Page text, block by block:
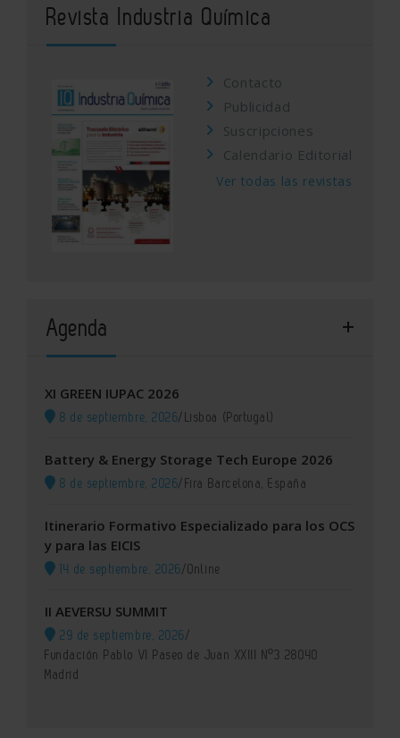
Revista Industria Química
Contacto
Publicidad
Suscripciones
Calendario Editorial
Ver todas las revistas
Agenda
XI GREEN IUPAC 2026
8 de septiembre, 2026/Lisboa (Portugal)
Battery & Energy Storage Tech Europe 2026
8 de septiembre, 2026/Fira Barcelona, España
Itinerario Formativo Especializado para los OCS
y para las EICIS
14 de septiembre, 2026/Online
II AEVERSU SUMMIT
29 de septiembre, 2026/
Fundación Pablo VI Paseo de Juan XXIII Nº3 28040
Madrid